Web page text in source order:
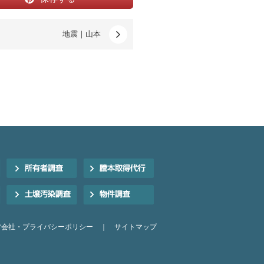
地震｜山本
社・プライバシーポリシー サイトマップ